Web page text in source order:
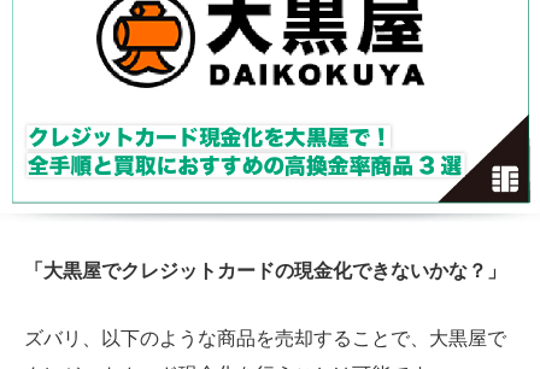
「大黒屋でクレジットカードの現金化できないかな？」
ズバリ、以下のような商品を売却することで、大黒屋で